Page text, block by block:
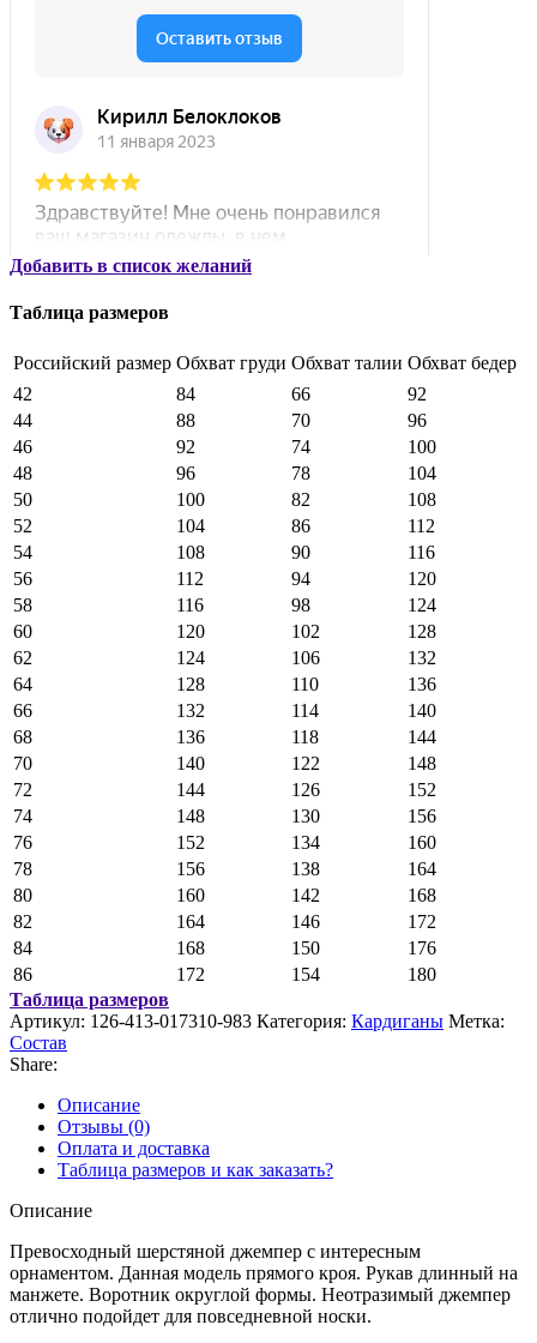
Добавить в список желаний
Таблица размеров
Российский размер Обхват груди Обхват талии Обхват бедер
42
84 66
92
44
88 70
96
46
92 74
100
48
96 78
104
50
100 82
108
52
104 86
112
54
108 90
116
56
112 94
120
58
116 98
124
60
120 102
128
62
124 106
132
64
128 110
136
66
132 114
140
68
136 118
144
70
140 122
148
72
144 126
152
74
148 130
156
76
152 134
160
78
156 138
164
80
160 142
168
82
164 146
172
84
168 150
176
86
172 154
180
Таблица размеров
Артикул: 126-413-017310-983 Категория: Кардиганы Метка:
Состав
Share:
Описание
Отзывы (0)
Оплата и доставка
Таблица размеров и как заказать?
Описание
Превосходный шерстяной джемпер с интересным
орнаментом. Данная модель прямого кроя. Рукав длинный на
манжете. Воротник округлой формы. Неотразимый джемпер
отлично подойдет для повседневной носки.